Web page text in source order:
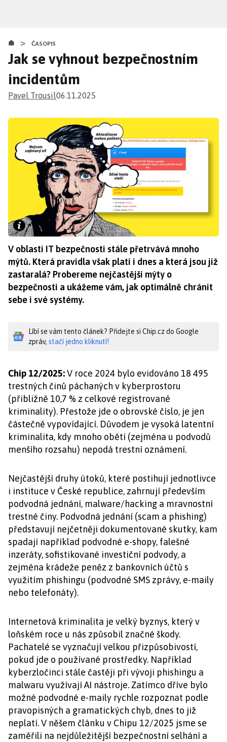
obsahu
> ČASOPIS
Jak se vyhnout bezpečnostním
incidentům
Pavel Trousil06.11.2025
V oblasti IT bezpečnosti stále přetrvává mnoho
mýtů. Která pravidla však platí i dnes a která jsou již
zastaralá? Probereme nejčastější mýty o
bezpečnosti a ukážeme vám, jak optimálně chránit
sebe i své systémy.
Líbí se vám tento článek? Přidejte si Chip.cz do Google
zpráv, stačí jedno kliknutí!
Chip 12/2025:V roce 2024 bylo evidováno 18 495
trestných činů páchaných v kyberprostoru
(přibližně 10,7 % z celkové registrované
kriminality). Přestože jde o obrovské číslo, je jen
částečně vypovídající. Důvodem je vysoká latentní
kriminalita, kdy mnoho obětí (zejména u podvodů
menšího rozsahu) nepodá trestní oznámení.
Nejčastější druhy útoků, které postihují jednotlivce
i instituce v České republice, zahrnují především
podvodná jednání, malware/hacking a mravnostní
trestné činy. Podvodná jednání (scam a phishing)
představují nejčetněji dokumentované skutky, kam
spadají například podvodné e-shopy, falešné
inzeráty, sofistikované investiční podvody, a
zejména krádeže peněz z bankovních účtů s
využitím phishingu (podvodné SMS zprávy, e-maily
nebo telefonáty).
Internetová kriminalita je velký byznys, který v
loňském roce u nás způsobil značné škody.
Pachatelé se vyznačují velkou přizpůsobivostí,
pokud jde o používané prostředky. Například
kyberzločinci stále častěji při vývoji phishingu a
malwaru využívají AI nástroje. Zatímco dříve bylo
možné podvodné e-maily rychle rozpoznat podle
pravopisných a gramatických chyb, dnes to již
neplatí. V něšem článku v Chipu 12/2025 jsme se
zaměřili na nejdůležitější bezpečnostní selhání a